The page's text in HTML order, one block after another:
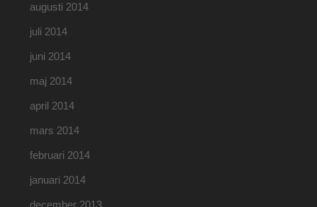
augusti 2014
juli 2014
juni 2014
maj 2014
april 2014
mars 2014
februari 2014
januari 2014